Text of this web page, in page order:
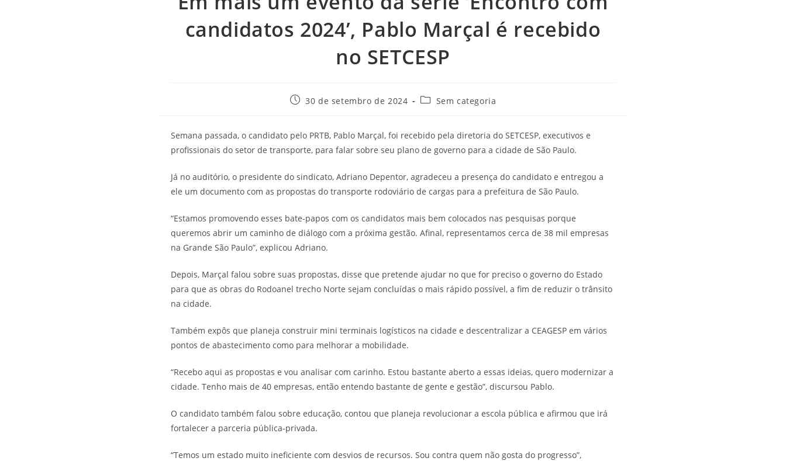
candidatos 2024’, Pablo Marçal é recebido
no SETCESP
30 de setembro de 2024 Sem categoria
Semana passada, o candidato pelo PRTB, Pablo Marçal, foi recebido pela diretoria do SETCESP, executivos e
profissionais do setor de transporte, para falar sobre seu plano de governo para a cidade de São Paulo.
Já no auditório, o presidente do sindicato, Adriano Depentor, agradeceu a presença do candidato e entregou a
ele um documento com as propostas do transporte rodoviário de cargas para a prefeitura de São Paulo.
“Estamos promovendo esses bate-papos com os candidatos mais bem colocados nas pesquisas porque
queremos abrir um caminho de diálogo com a próxima gestão. Afinal, representamos cerca de 38 mil empresas
na Grande São Paulo”, explicou Adriano.
Depois, Marçal falou sobre suas propostas, disse que pretende ajudar no que for preciso o governo do Estado
para que as obras do Rodoanel trecho Norte sejam concluídas o mais rápido possível, a fim de reduzir o trânsito
na cidade.
Também expôs que planeja construir mini terminais logísticos na cidade e descentralizar a CEAGESP em vários
pontos de abastecimento como para melhorar a mobilidade.
“Recebo aqui as propostas e vou analisar com carinho. Estou bastante aberto a essas ideias, quero modernizar a
cidade. Tenho mais de 40 empresas, então entendo bastante de gente e gestão”, discursou Pablo.
O candidato também falou sobre educação, contou que planeja revolucionar a escola pública e afirmou que irá
fortalecer a parceria pública-privada.
“Temos um estado muito ineficiente com desvios de recursos. Sou contra quem não gosta do progresso”,